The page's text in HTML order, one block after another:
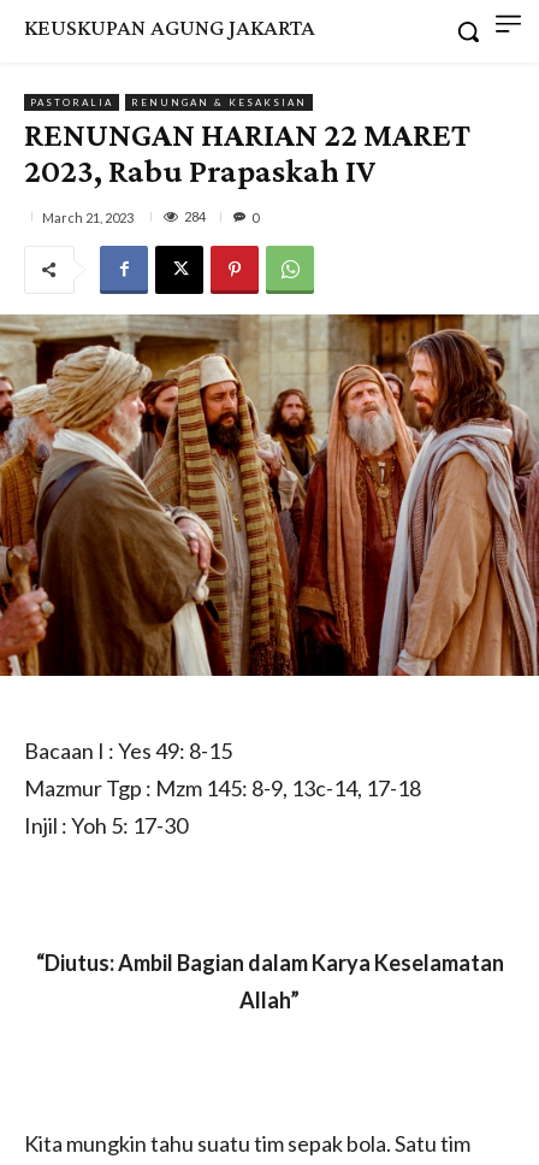
KEUSKUPAN AGUNG JAKARTA
PASTORALIA RENUNGAN & KESAKSIAN
RENUNGAN HARIAN 22 MARET
2023, Rabu Prapaskah IV
March 21, 2023 284 0
Bacaan I : Yes 49: 8-15
Mazmur Tgp : Mzm 145: 8-9, 13c-14, 17-18
Injil : Yoh 5: 17-30
“Diutus: Ambil Bagian dalam Karya Keselamatan
Allah”
Kita mungkin tahu suatu tim sepak bola. Satu tim